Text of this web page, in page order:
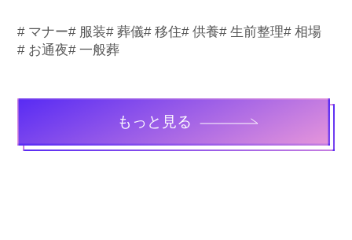
# マナー# 服装# 葬儀# 移住# 供養# 生前整理# 相場
# お通夜# 一般葬
もっと見る